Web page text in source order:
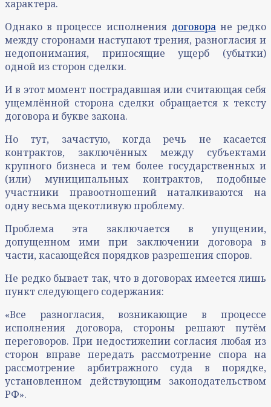
характера.
Однако в процессе исполнения договоране редко
между сторонами наступают трения, разногласия и
недопонимания, приносящие ущерб (убытки)
одной из сторон сделки.
И в этот момент пострадавшая или считающая себя
ущемлённой сторона сделки обращается к тексту
договора и букве закона.
Но тут, зачастую, когда речь не касается
контрактов, заключённых между субъектами
крупного бизнеса и тем более государственных и
(или) муниципальных контрактов, подобные
участники правоотношений наталкиваются на
одну весьма щекотливую проблему.
Проблема эта заключается в упущении,
допущенном ими при заключении договора в
части, касающейся порядков разрешения споров.
Не редко бывает так, что в договорах имеется лишь
пункт следующего содержания:
«Все разногласия, возникающие в процессе
исполнения договора, стороны решают путём
переговоров. При недостижении согласия любая из
сторон вправе передать рассмотрение спора на
рассмотрение арбитражного суда в порядке,
установленном действующим законодательством
РФ».